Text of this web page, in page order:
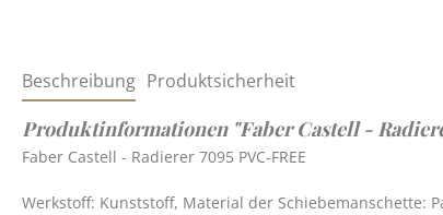
Beschreibung Produktsicherheit
Produktinformationen "Faber Castell -
Faber Castell - Radierer 7095 PVC-FREE
Werkstoff: Kunststoff, Material der Schiebemanschette: